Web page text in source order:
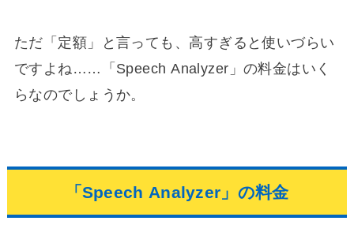
ただ「定額」と言っても、高すぎると使いづらい
ですよね……「Speech Analyzer」の料金はいく
らなのでしょうか。
「Speech Analyzer」の料金